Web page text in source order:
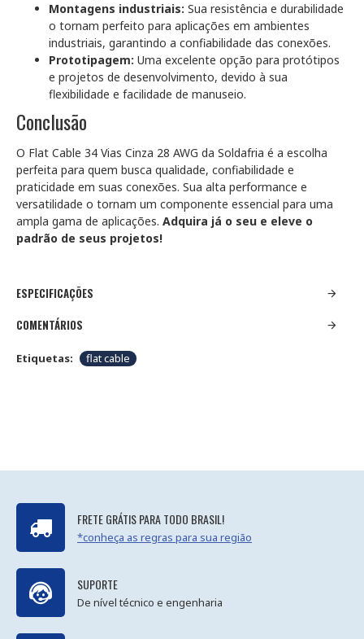
Montagens industriais: Sua resistência e durabilidade
o tornam perfeito para aplicações em ambientes
industriais, garantindo a confiabilidade das conexões.
Prototipagem: Uma excelente opção para protótipos
e projetos de desenvolvimento, devido à sua
flexibilidade e facilidade de manuseio.
Conclusão
O Flat Cable 34 Vias Cinza 28 AWG da Soldafria é a escolha
perfeita para quem busca qualidade, confiabilidade e
praticidade em suas conexões. Sua alta performance e
versatilidade o tornam um componente essencial para uma
ampla gama de aplicações. Adquira já o seu e eleve o
padrão de seus projetos!
ESPECIFICAÇÕES
COMENTÁRIOS
Etiquetas: flat cable
FRETE GRÁTIS PARA TODO BRASIL!
*conheça as regras para sua região
SUPORTE
De nível técnico e engenharia